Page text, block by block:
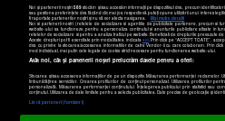
Setări cookies
Noi și partenerii noștri589stocăm și/sau accesăm informații pe dispozitivul dvs., precum
sau gestiona preferințele dvs. făcând clic mai jos, respectiv vă puteți opune utilizării unui interes
fi raportate partenerilor noștri și nu vă vor afecta navigarea.
Mai multe detalii
Noi si partenerii nostri (retelele de socializare si agentiile de publicitate partenere, precum si
website-ului sa functioneze, pentru a personaliza continutul si anunturile publicitare afisate in
retelelor de socializare si pentru a analiza traficul pe website. Beneficiati de drepturile prevazute
Aceste drepturi pot fi exercitate prin modalitatea indicataaici. Prin click pe “ACCEPT TOATE”,
dvs. cu privire la stocarea/accesarea informatiilor de catre Vendor-ii cu care colaboram. Prin click
mod individual, mai putin cele legate de cookie strict necesare pentru functionarea website-ului.
Atât noi, cât și partenerii noștri prelucrăm datele pentru a oferi:
Stocarea și/sau accesarea informațiilor de pe un dispozitiv. Măsurarea performanței reclamelor.
îmbunătățirea serviciilor. Crearea profilurilor de conținut personalizat. Utilizarea profilurilor
personalizată. Măsurarea performanței conținutului. Înțelegerea publicului prin statistici sau
conținutul. Utilizarea de date limitate pentru a selecta publicitatea. Date precise de geolocație și
Listă parteneri (furnizori)